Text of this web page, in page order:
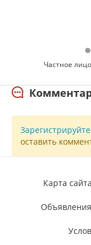
Частное лицо
оставить
Карта сайта
Объявления